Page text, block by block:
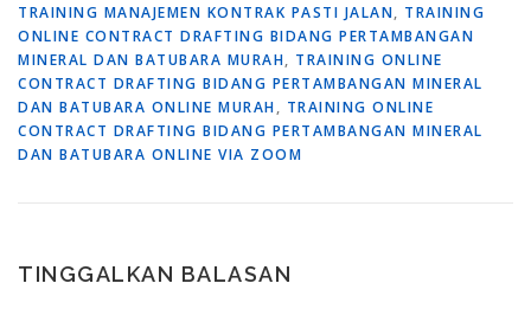
TRAINING MANAJEMEN KONTRAK PASTI JALAN, TRAINING
ONLINE CONTRACT DRAFTING BIDANG PERTAMBANGAN
MINERAL DAN BATUBARA MURAH, TRAINING ONLINE
CONTRACT DRAFTING BIDANG PERTAMBANGAN MINERAL
DAN BATUBARA ONLINE MURAH, TRAINING ONLINE
CONTRACT DRAFTING BIDANG PERTAMBANGAN MINERAL
DAN BATUBARA ONLINE VIA ZOOM
TINGGALKAN BALASAN